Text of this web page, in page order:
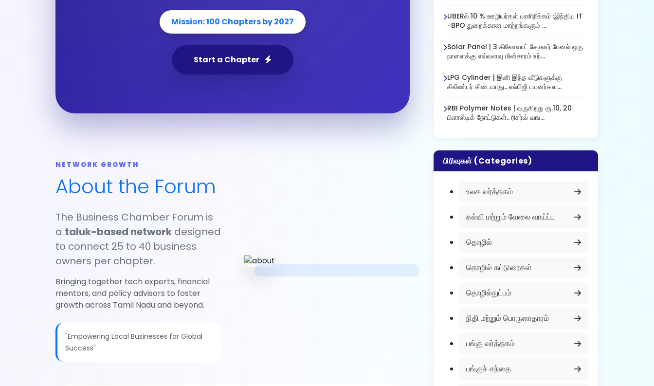
Mission: 100 Chapters by 2027
Start a Chapter
NETWORK GROWTH
About the Forum
The Business Chamber Forum is
a taluk-based network designed
to connect 25 to 40 business
owners per chapter.
Bringing together tech experts, financial
mentors, and policy advisors to foster
growth across Tamil Nadu and beyond.
"Empowering Local Businesses for Global
Success"
UBERல் 10 % ஊழியர்கள் பணிநீக்கம் :இந்திய IT
-BPO துறைக்கான மாற்றங்களும் ...
Solar Panel | 3 கிலோவாட் சோலார் பேனல் ஒரு
நாளைக்கு எவ்வளவு மின்சாரம் உற்...
LPG Cylinder | இனி இந்த வீடுகளுக்கு
சிலிண்டர் கிடையாது.. எல்பிஜி பயனர்கள...
RBI Polymer Notes | வருகிறது ரூ.10, 20
பிளாஸ்டிக் நோட்டுகள்.. ரிசர்வ் வங...
பிரிவுகள் (Categories)
உலக வர்த்தகம்
கல்வி மற்றும் வேலை வாய்ப்பு
தொழில்
தொழில் கட்டுரைகள்
தொழில்நுட்பம்
நிதி மற்றும் பொருளாதாரம்
பங்கு வர்த்தகம்
பங்குச் சந்தை